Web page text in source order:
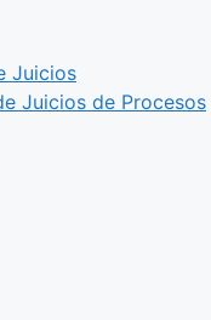
Juicios
Juicios de Procesos